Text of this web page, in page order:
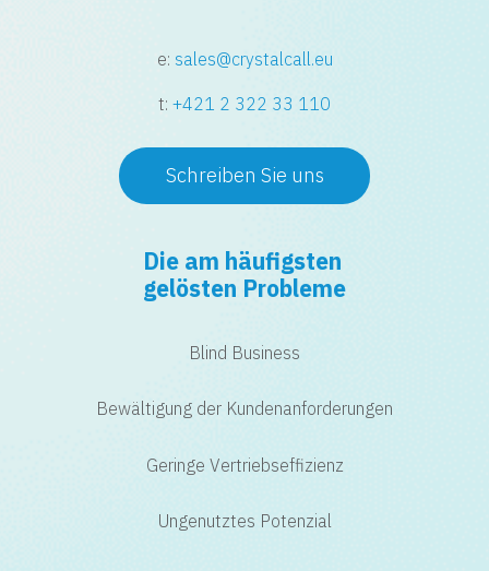
e: sales@crystalcall.eu
t: +421 2 322 33 110
Schreiben Sie uns
Die am häufigsten
gelösten Probleme
Blind Business
Bewältigung der Kundenanforderungen
Geringe Vertriebseffizienz
Ungenutztes Potenzial